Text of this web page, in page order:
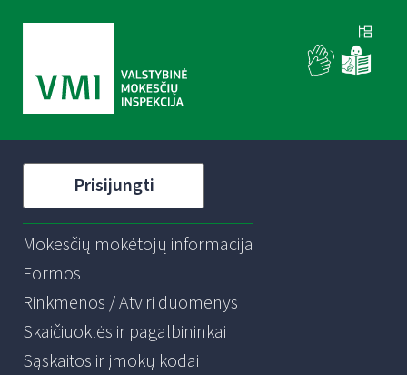
Prisijungti
Mokesčių mokėtojų informacija
Formos
Rinkmenos / Atviri duomenys
Skaičiuoklės ir pagalbininkai
Sąskaitos ir įmokų kodai